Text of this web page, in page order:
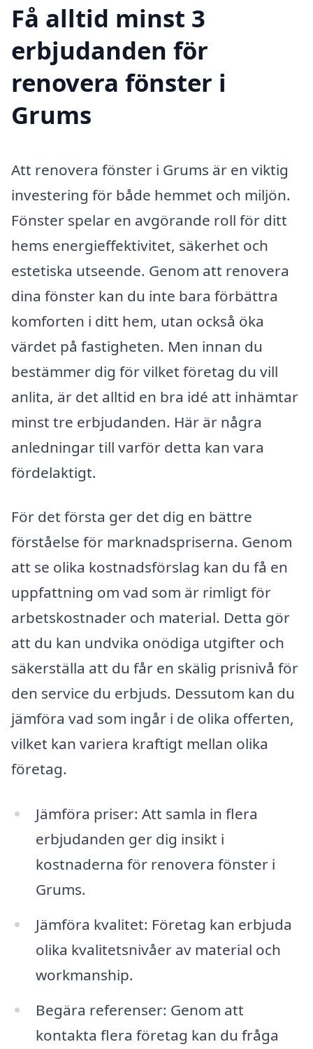
Få alltid minst 3
erbjudanden för
renovera fönster i
Grums
Att renovera fönster i Grums är en viktig
investering för både hemmet och miljön.
Fönster spelar en avgörande roll för ditt
hems energieffektivitet, säkerhet och
estetiska utseende. Genom att renovera
dina fönster kan du inte bara förbättra
komforten i ditt hem, utan också öka
värdet på fastigheten. Men innan du
bestämmer dig för vilket företag du vill
anlita, är det alltid en bra idé att inhämtar
minst tre erbjudanden. Här är några
anledningar till varför detta kan vara
fördelaktigt.
För det första ger det dig en bättre
förståelse för marknadspriserna. Genom
att se olika kostnadsförslag kan du få en
uppfattning om vad som är rimligt för
arbetskostnader och material. Detta gör
att du kan undvika onödiga utgifter och
säkerställa att du får en skälig prisnivå för
den service du erbjuds. Dessutom kan du
jämföra vad som ingår i de olika offerten,
vilket kan variera kraftigt mellan olika
företag.
Jämföra priser: Att samla in flera
erbjudanden ger dig insikt i
kostnaderna för renovera fönster i
Grums.
Jämföra kvalitet: Företag kan erbjuda
olika kvalitetsnivåer av material och
workmanship.
Begära referenser: Genom att
kontakta flera företag kan du fråga